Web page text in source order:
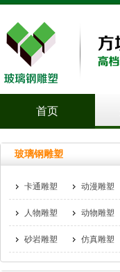
首页
玻璃钢雕塑
卡通雕塑 动漫雕塑
人物雕塑 动物雕塑
砂岩雕塑 仿真雕塑